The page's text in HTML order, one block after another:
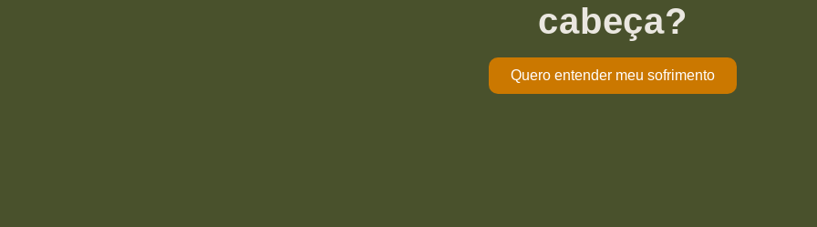
cabeça?
Quero entender meu sofrimento